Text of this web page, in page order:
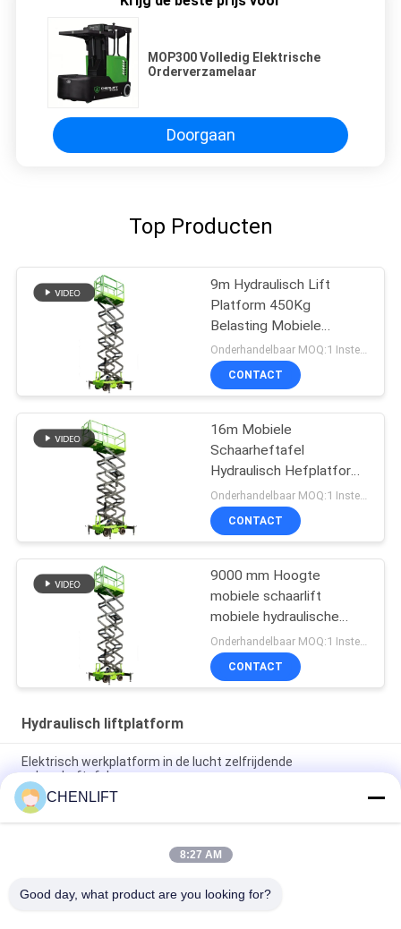
MOP300 Volledig Elektrische
Orderverzamelaar
Doorgaan
Top Producten
9m Hydraulisch Lift
Platform 450Kg
Belasting Mobiele
Scheren Lift
Onderhandelbaar MOQ:1 Instellen
CONTACT
16m Mobiele
Schaarheftafel
Hydraulisch Hefplatform
Met Uitschuifbaar
Platform
Onderhandelbaar MOQ:1 Instellen
CONTACT
9000 mm Hoogte
mobiele schaarlift
mobiele hydraulische
liftplatform voor het
reinigen
CONTACT
Hydraulisch liftplatform
Elektrisch werkplatform in de lucht zelfrijdende
schaarheftafel
10m Hydraulisch Lift Platform Elektrisch zelfrijdend schaarlift
met uitbreidingsplatform 450Kg Belasting
10 meter hydraulische hefplatform aluminium hoogwerker
CHENLIFT
8:27 AM
Good day, what product are you looking for?